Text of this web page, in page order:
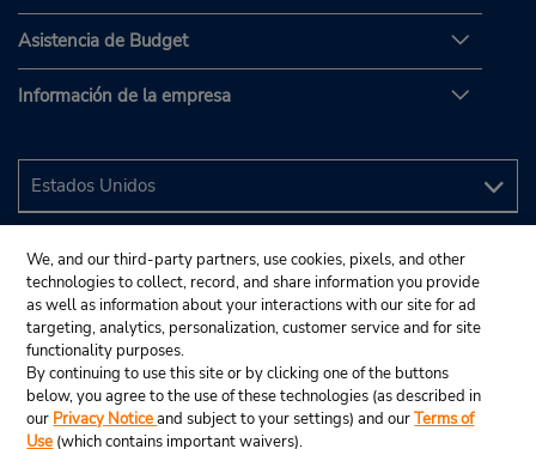
Asistencia de Budget
Información de la empresa
We, and our third-party partners, use cookies, pixels, and other
technologies to collect, record, and share information you provide
as well as information about your interactions with our site for ad
targeting, analytics, personalization, customer service and for site
functionality purposes.
By continuing to use this site or by clicking one of the buttons
below, you agree to the use of these technologies (as described in
our Privacy Noticeand subject to your settings) and ourTerms of
Use (which contains important waivers).